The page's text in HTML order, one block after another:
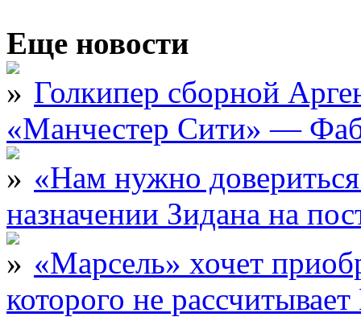
Еще новости
Голкипер сборной
«Манчестер Сити» —
«Нам нужно
назначении Зидана на
«Марсель» хочет
которого не